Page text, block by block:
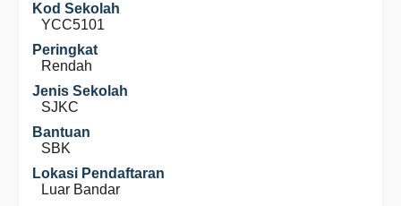
Kod Sekolah
YCC5101
Peringkat
Rendah
Jenis Sekolah
SJKC
Bantuan
SBK
Lokasi Pendaftaran
Luar Bandar